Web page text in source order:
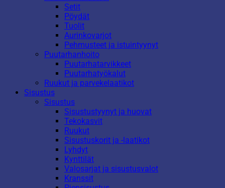
Setit
Pöydät
Tuolit
Aurinkovarjot
Pehmusteet ja istuintyynyt
Puutarhanhoito
Puutarhatarvikkeet
Puutarhatyökalut
Ruukut ja parvekelaatikot
Sisustus
Sisustus
Sisustustyynyt ja huovat
Tekokasvit
Ruukut
Sisustuskorit ja -laatikot
Lyhdyt
Kynttilät
Valosarjat ja sisustusvalot
Kranssit